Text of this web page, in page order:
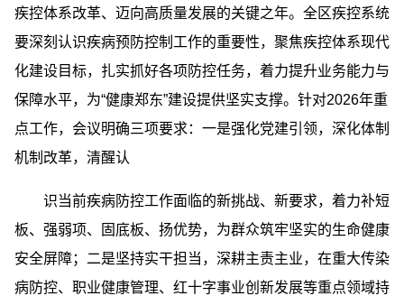
疾控体系改革、迈向高质量发展的关键之年。全区疾控系统
要深刻认识疾病预防控制工作的重要性，聚焦疾控体系现代
化建设目标，扎实抓好各项防控任务，着力提升业务能力与
保障水平，为“健康郑东”建设提供坚实支撑。针对2026年重
点工作，会议明确三项要求：一是强化党建引领，深化体制
机制改革，清醒认
识当前疾病防控工作面临的新挑战、新要求，着力补短
板、强弱项、固底板、扬优势，为群众筑牢坚实的生命健康
安全屏障；二是坚持实干担当，深耕主责主业，在重大传染
病防控、职业健康管理、红十字事业创新发展等重点领域持